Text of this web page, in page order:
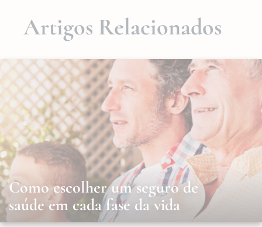
Artigos Relacionados
Como escolher um seguro de
saúde em cada fase da vida